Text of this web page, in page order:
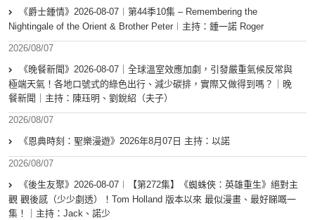
《爵士鍾情》2026-08-07︱第44季10集 – Remembering the
Nightingale of the Orient & Brother Peter︱主持：鍾一諾 Roger
2026/08/07
《晚餐新聞》2026-08-07｜全球溫室效應加劇，引發嚴重氣候反常與
極端天氣！各地口號式的綠色出行、減少碳排，實際又做得到嗎？｜晚
餐新聞｜主持：陳珏明、劉銳紹（夫子）
2026/08/07
《恩典時刻：聖樂漫遊》2026年8月07日 主持：以諾
2026/08/07
《後生友聚》2026-08-07︱【第272集】《蜘蛛俠：英雄重生》絕對主
觀 觀後感（少少劇透）！Tom Holland 版本以來 最似漫畫、最好睇嘅一
集！｜主持：Jack、諾少